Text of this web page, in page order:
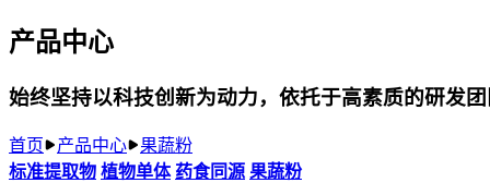
产品中心
始终坚持以科技创新为动力，依托于高素质的研发
首页 产品中心
果蔬粉
标准提取物 植物单体 药食同源 果蔬粉